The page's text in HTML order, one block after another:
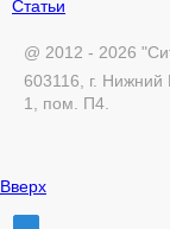
Статьи
@ 2012 - 2026
603116, г. Нижний
1, пом. П4.
Вверх